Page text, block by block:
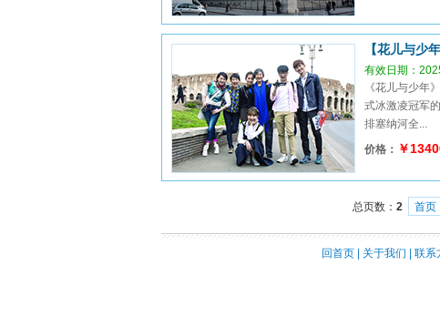
【花儿与少
有效日期：
《花儿与少年
式冰激凌冠军
排塞纳河全...
价格： ￥
总页数： 2 首页
回首页| 关于我们 联系